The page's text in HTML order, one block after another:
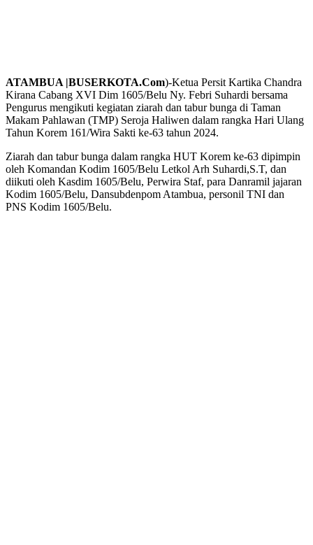
ATAMBUA |BUSERKOTA.Com)-Ketua Persit Kartika Chandra
Kirana Cabang XVI Dim 1605/Belu Ny. Febri Suhardi bersama
Pengurus mengikuti kegiatan ziarah dan tabur bunga di Taman
Makam Pahlawan (TMP) Seroja Haliwen dalam rangka Hari Ulang
Tahun Korem 161/Wira Sakti ke-63 tahun 2024.
Ziarah dan tabur bunga dalam rangka HUT Korem ke-63 dipimpin
oleh Komandan Kodim 1605/Belu Letkol Arh Suhardi,S.T, dan
diikuti oleh Kasdim 1605/Belu, Perwira Staf, para Danramil jajaran
Kodim 1605/Belu, Dansubdenpom Atambua, personil TNI dan
PNS Kodim 1605/Belu.